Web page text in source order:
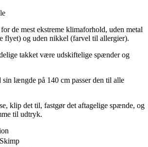
de mest ekstreme klimaforhold, uden metal
flyet) og uden nikkel (farvel til allergier).
takket være udskiftelige spænder og
længde på 140 cm passer den til alle
klip det til, fastgør det aftagelige spænde, og
til udtryk.
Skimp